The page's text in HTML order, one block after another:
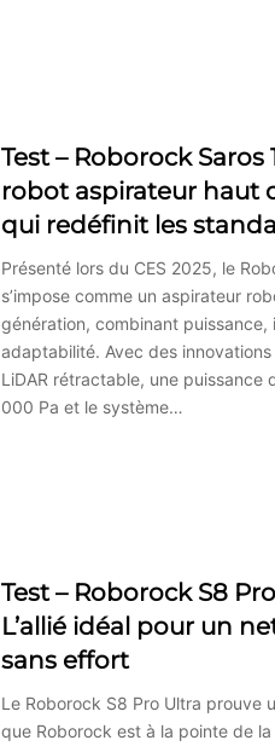
Test – Roborock Saros
robot aspirateur haut
qui redéfinit les
Présenté lors du CES 2025, le
s’impose comme un aspirateur
génération, combinant puissance,
adaptabilité. Avec des
LiDAR rétractable, une puissance
000 Pa et le système…
Test – Roborock S8
L’allié idéal pour un
sans effort
Le Roborock S8 Pro Ultra prouve
que Roborock est à la pointe de